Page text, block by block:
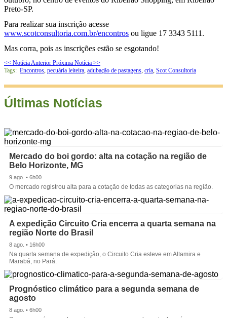
Preto-SP.
Para realizar sua inscrição acesse
www.scotconsultoria.com.br/encontros ou ligue 17 3343 5111.
Mas corra, pois as inscrições estão se esgotando!
<< Notícia Anterior Próxima Notícia >>
Tags: Encontros, pecuária leiteira, adubação de pastagens, cria, Scot Consultoria
Últimas Notícias
Mercado do boi gordo: alta na cotação na região de
Belo Horizonte, MG
9 ago. • 6h00
O mercado registrou alta para a cotação de todas as categorias na região.
A expedição Circuito Cria encerra a quarta semana na
região Norte do Brasil
8 ago. • 16h00
Na quarta semana de expedição, o Circuito Cria esteve em Altamira e
Marabá, no Pará.
Prognóstico climático para a segunda semana de
agosto
8 ago. • 6h00